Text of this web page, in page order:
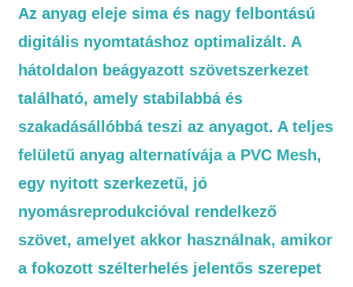
Az anyag eleje sima és nagy felbontású
digitális nyomtatáshoz optimalizált. A
hátoldalon beágyazott szövetszerkezet
található, amely stabilabbá és
szakadásállóbbá teszi az anyagot. A teljes
felületű anyag alternatívája a PVC Mesh,
egy nyitott szerkezetű, jó
nyomásreprodukcióval rendelkező
szövet, amelyet akkor használnak, amikor
a fokozott szélterhelés jelentős szerepet